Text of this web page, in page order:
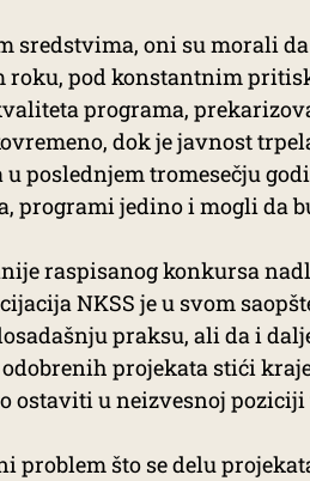
sredstvima, oni su morali
pod konstantnim
programa,
dok je javnost
poslednjem tromesečju
programi jedino i mogli da
raspisanog konkursa
NKSS je u svom
praksu, ali da i
projekata stići
ostaviti u neizvesnoj
problem što se delu